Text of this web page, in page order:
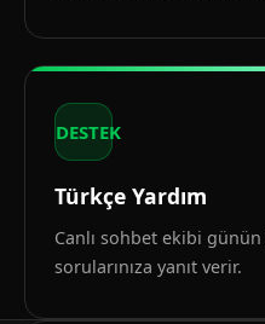
DESTEK
Türkçe Yardım
Canlı sohbet ekibi
sorularınıza yanıt verir.